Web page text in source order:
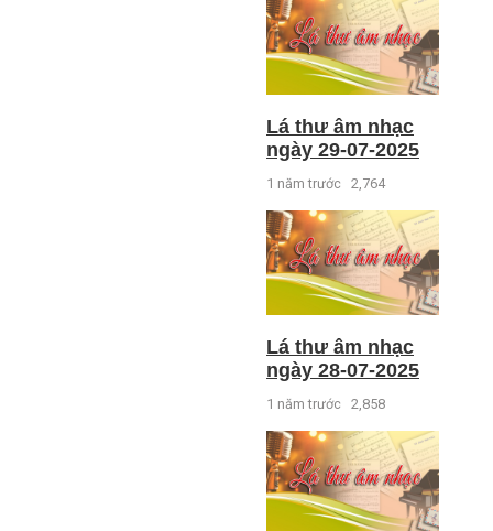
Lá thư âm nhạc
ngày 29-07-2025
1 năm trước 2,764
Lá thư âm nhạc
ngày 28-07-2025
1 năm trước 2,858